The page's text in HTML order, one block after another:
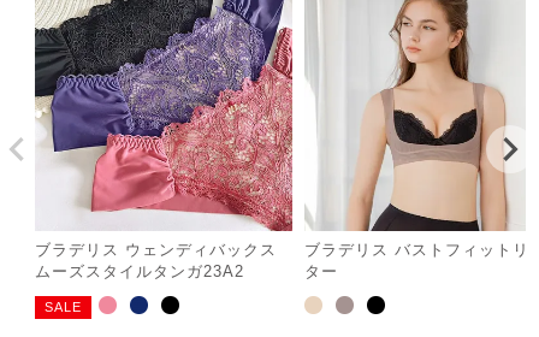
ブラデリス ウェンディバックス
ムーズスタイルタンガ23A2
SALE
ブラデリス バストフィットリ
ター